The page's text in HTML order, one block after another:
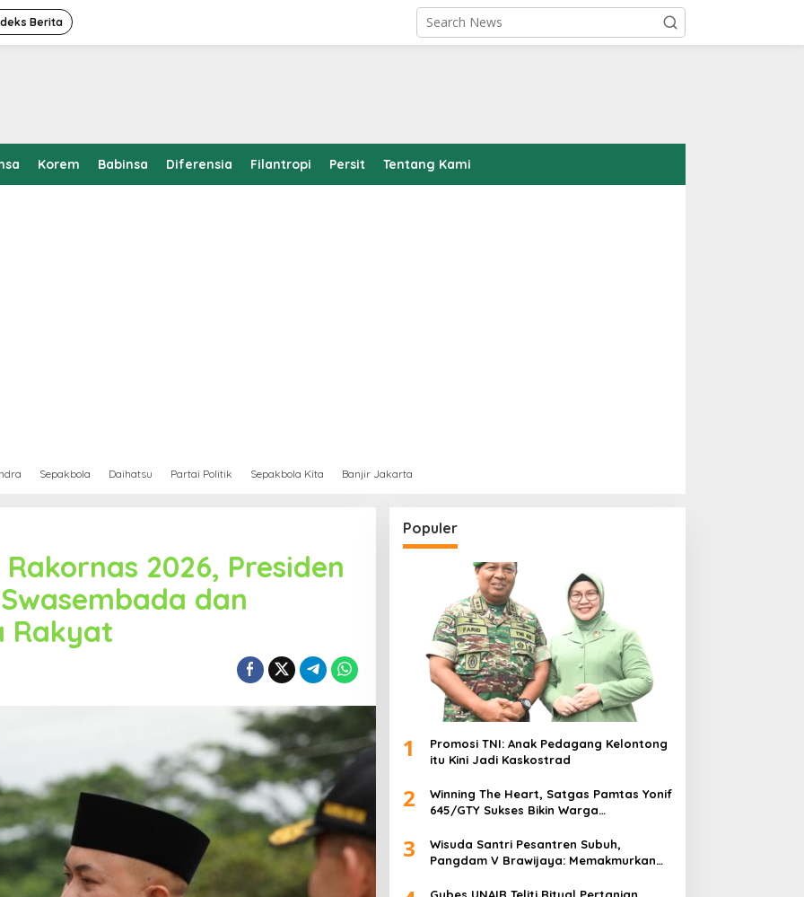
Berita
Korem Babinsa Diferensia Filantropi Persit Tentang Kami
Sepakbola Daihatsu Partai Politik Sepakbola Kita Banjir Jakarta
2026, Presiden
dan
Rakyat
Populer
1
Promosi TNI: Anak Pedagang Kelontong
itu Kini Jadi Kaskostrad
2
Winning The Heart, Satgas Pamtas Yonif
645/GTY Sukses Bikin Warga
3
Wisuda Santri Pesantren Subuh,
Pangdam V Brawijaya: Memakmurkan